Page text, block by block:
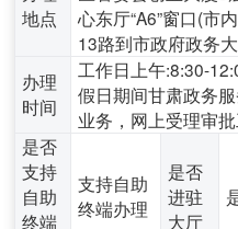
地点
心东厅“A6”窗口(市
13路到市政府政务
办理
时间
工作日上午:8:30-
假日期间甘肃政务
业务，网上受理审
是否
支持
自助
终端
支持自助
终端办理
是否
进驻
大厅